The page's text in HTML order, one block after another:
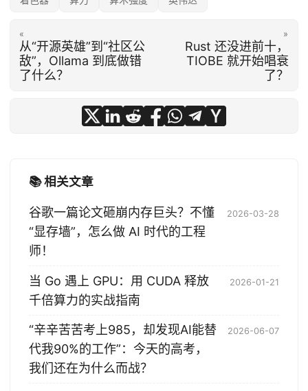
«
从“开源英雄”到“社区公
敌”，Ollama 到底做错
了什么？
»
Rust 还没进前十，
TIOBE 就开始唱衰
了？
📚 相关文章
谷歌一篇论文砸崩内存巨头？不懂
“显存墙”，怎么做 AI 时代的工程
师！
2026-03-28
当 Go 遇上 GPU：用 CUDA 释放
千倍算力的实战指南
2026-01-21
“辛辛苦苦考上985，却发现AI能替
代我90%的工作”：今天的高考，
我们还在为什么而战？
2026-06-07